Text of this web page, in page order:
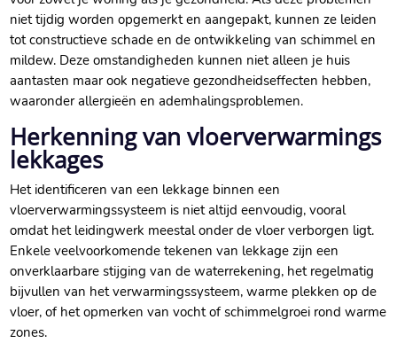
niet tijdig worden opgemerkt en aangepakt, kunnen ze leiden
tot constructieve schade en de ontwikkeling van schimmel en
mildew.​ Deze omstandigheden kunnen niet alleen je huis
aantasten maar ook negatieve gezondheidseffecten hebben,
waaronder allergieën en ademhalingsproblemen.​
Herkenning van vloerverwarmings
lekkages
Het identificeren van een lekkage binnen een
vloerverwarmingssysteem is niet altijd eenvoudig, vooral
omdat het leidingwerk meestal onder de vloer verborgen ligt.​
Enkele veelvoorkomende tekenen van lekkage zijn een
onverklaarbare stijging van de waterrekening, het regelmatig
bijvullen van het verwarmingssysteem, warme plekken op de
vloer, of het opmerken van vocht of schimmelgroei rond warme
zones.​